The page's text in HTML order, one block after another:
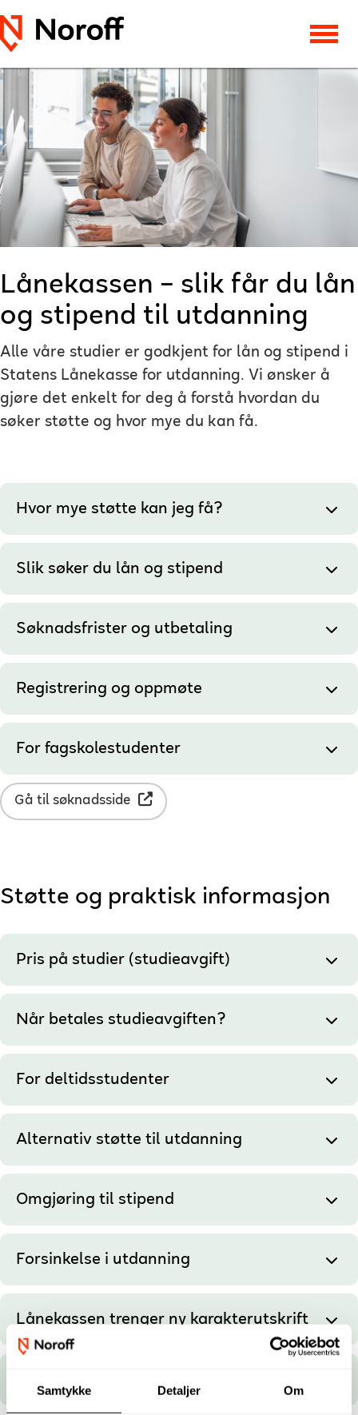
Samtykke Detaljer Om
Lånekassen – slik får du lån
og stipend til utdanning
Alle våre studier er godkjent for lån og stipend i
Statens Lånekasse for utdanning. Vi ønsker å
gjøre det enkelt for deg å forstå hvordan du
søker støtte og hvor mye du kan få.
Hvor mye støtte kan jeg få?
Slik søker du lån og stipend
Søknadsfrister og utbetaling
Registrering og oppmøte
For fagskolestudenter
Gå til søknadsside
Støtte og praktisk informasjon
Pris på studier (studieavgift)
Når betales studieavgiften?
For deltidsstudenter
Alternativ støtte til utdanning
Omgjøring til stipend
Forsinkelse i utdanning
Lånekassen trenger ny karakterutskrift